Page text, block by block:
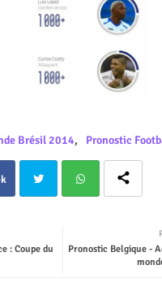
Brésil 2014 Pronostic
ter tsap
Pronostic Belgique -
: Coupe du